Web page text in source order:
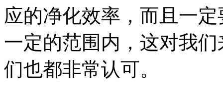
应的净化效率，而且一
一定的范围内，这对我
们也都非常认可。